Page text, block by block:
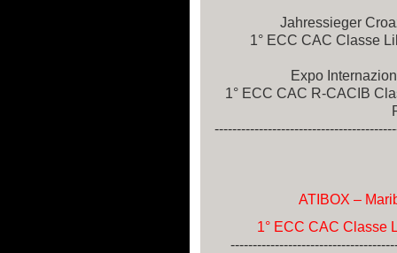
Jahressieger
1° ECC CAC Classe
Expo
1° ECC CAC R-CACIB
ATIBOX –
1° ECC CAC Classe